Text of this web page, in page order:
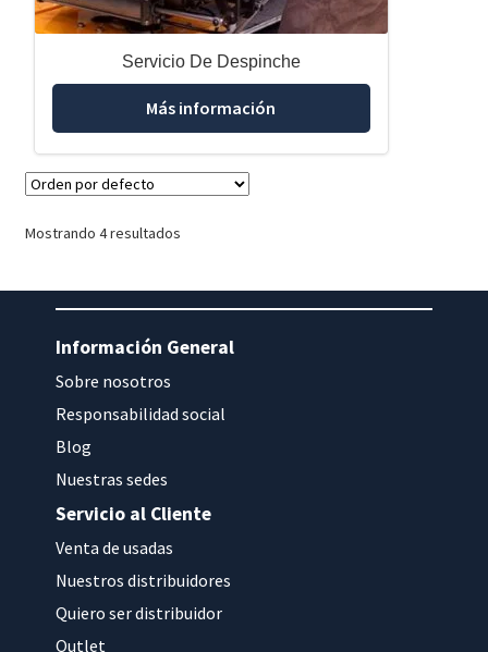
Servicio De Despinche
Más información
Mostrando 4 resultados
Información General
Sobre nosotros
Responsabilidad social
Blog
Nuestras sedes
Servicio al Cliente
Venta de usadas
Nuestros distribuidores
Quiero ser distribuidor
Outlet